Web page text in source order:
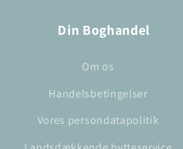
Din Boghandel
Om os
Handelsbetingelser
Vores persondatapolitik